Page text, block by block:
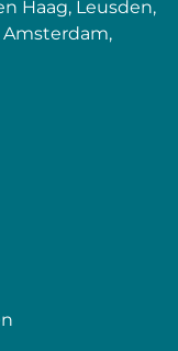
Haag, Leusden,